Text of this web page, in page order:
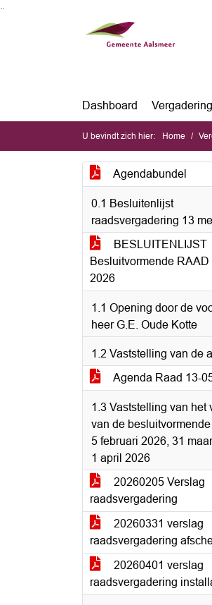
Dashboard
U bevindt zich hier: Home
Agendabundel
0.1 Besluitenlijst
raadsvergadering 13
BESLUITENLIJST
Besluitvormende RAAD
2026
1.1 Opening door de
heer G.E. Oude Kotte
1.2 Vaststelling van de
Agenda Raad 13-
1.3 Vaststelling van het
van de
5 februari 2026, 31
1 april 2026
20260205 Verslag
raadsvergadering
20260331 verslag
raadsvergadering
20260401 verslag
raadsvergadering